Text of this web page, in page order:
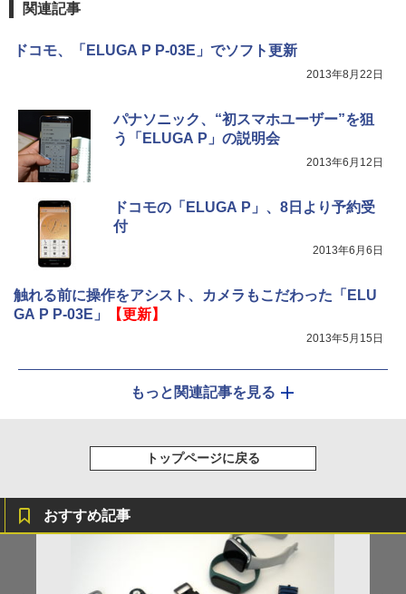
関連記事
ドコモ、「ELUGA P P-03E」でソフト更新
2013年8月22日
パナソニック、“初スマホユーザー”を狙
う「ELUGA P」の説明会
2013年6月12日
ドコモの「ELUGA P」、8日より予約受
付
2013年6月6日
触れる前に操作をアシスト、カメラもこだわった「ELU
GA P P-03E」
【更新】
2013年5月15日
もっと関連記事を見る
トップページに戻る
おすすめ記事